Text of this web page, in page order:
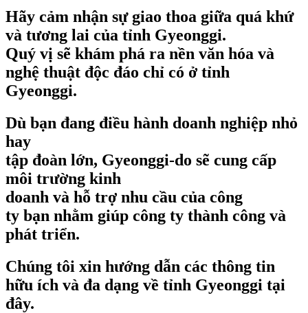
Hãy cảm nhận sự giao thoa giữa quá khứ
và tương lai của tỉnh Gyeonggi.
Quý vị sẽ khám phá ra nền văn hóa và
nghệ thuật độc đáo chỉ có ở tỉnh
Gyeonggi.
Dù bạn đang điều hành doanh nghiệp nhỏ
hay
tập đoàn lớn, Gyeonggi-do sẽ cung cấp
môi trường kinh
doanh và hỗ trợ nhu cầu của công
ty bạn nhằm giúp công ty thành công và
phát triển.
Chúng tôi xin hướng dẫn các thông tin
hữu ích và đa dạng về tỉnh Gyeonggi tại
đây.